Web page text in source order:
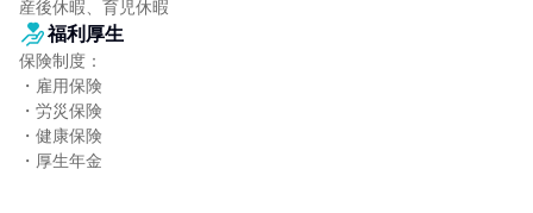
産後休暇、育児休暇
福利厚生
保険制度：
・雇用保険
・労災保険
・健康保険
・厚生年金